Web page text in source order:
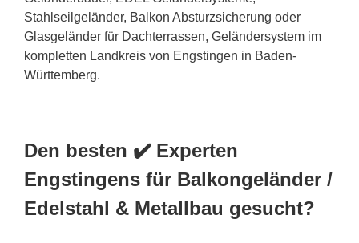
Stahlseilgeländer, Balkon Absturzsicherung oder
Glasgeländer für Dachterrassen, Geländersystem im
kompletten Landkreis von Engstingen in Baden-
Württemberg.
Den besten ✔️ Experten
Engstingens für Balkongeländer /
Edelstahl & Metallbau gesucht?